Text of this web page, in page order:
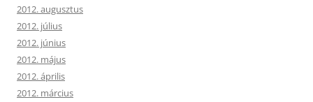
2012. augusztus
2012. július
2012. június
2012. május
2012. április
2012. március